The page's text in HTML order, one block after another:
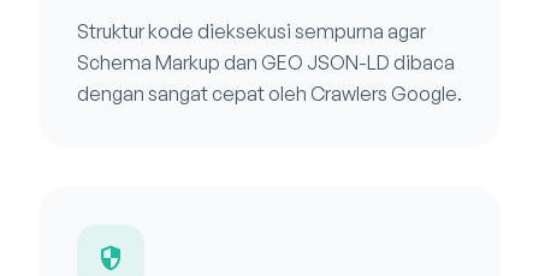
Struktur kode dieksekusi sempurna agar
Schema Markup dan GEO JSON-LD dibaca
dengan sangat cepat oleh Crawlers Google.
security